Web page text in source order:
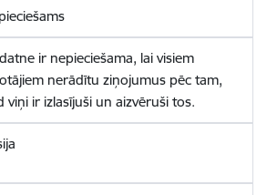
ir nepieciešama, lai visiem
nerādītu ziņojumus pēc tam,
viņi ir izlasījuši un aizvēruši tos.